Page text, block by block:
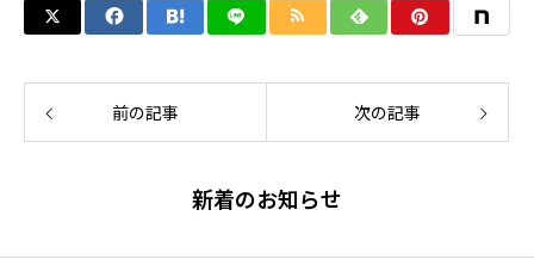
前の記事 次の記事
新着のお知らせ